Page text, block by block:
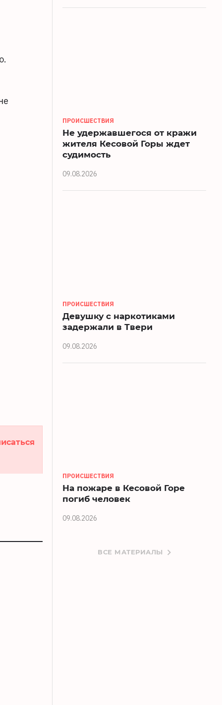
ПРОИСШЕСТВИЯ
Не удержавшегося от кражи
жителя Кесовой Горы ждет
судимость
09.08.2026
ПРОИСШЕСТВИЯ
Девушку с наркотиками
задержали в Твери
09.08.2026
ПРОИСШЕСТВИЯ
На пожаре в Кесовой Горе
погиб человек
09.08.2026
ВСЕ МАТЕРИАЛЫ